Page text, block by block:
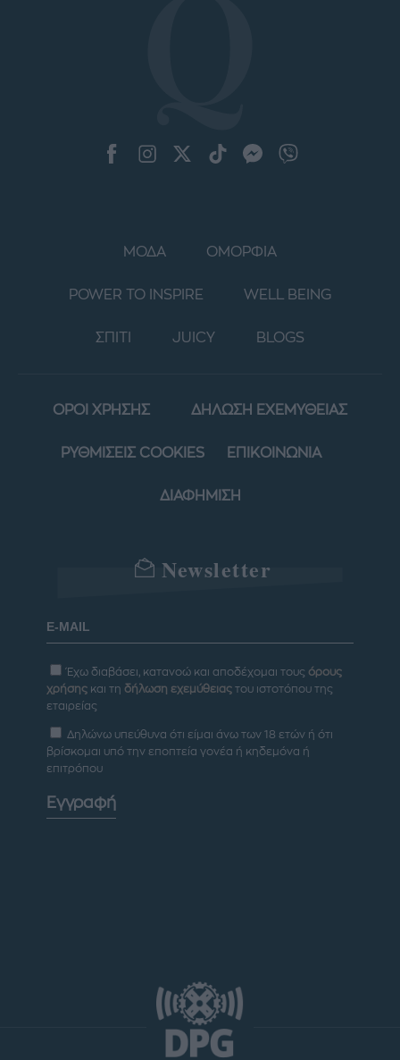
ΜΟΔΑ ΟΜΟΡΦΙΑ
POWER TO INSPIRE WELL BEING
ΣΠΙΤΙ JUICY BLOGS
ΟΡΟΙ ΧΡΗΣΗΣ ΔΗΛΩΣΗ ΕΧΕΜΥΘΕΙΑΣ
ΡΥΘΜΙΣΕΙΣ COOKIES ΕΠΙΚΟΙΝΩΝΙΑ
ΔΙΑΦΗΜΙΣΗ
Newsletter
Έχω διαβάσει, κατανοώ και αποδέχομαι τους όρους
χρήσης και τη δήλωση εχεμύθειας του ιστοτόπου της
εταιρείας
Δηλώνω υπεύθυνα ότι είμαι άνω των 18 ετών ή ότι
βρίσκομαι υπό την εποπτεία γονέα ή κηδεμόνα ή
επιτρόπου
Εγγραφή